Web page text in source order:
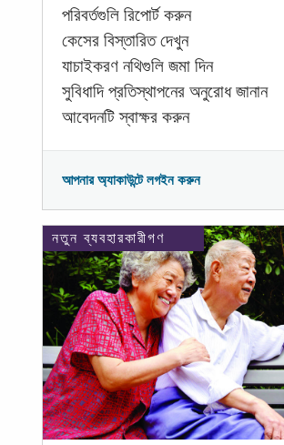
পরিবর্তগুলি রিপোর্ট করুন
কেসের বিস্তারিত দেখুন
যাচাইকরণ নথিগুলি জমা দিন
সুবিধাদি প্রতিস্থাপনের অনুরোধ জানান
আবেদনটি স্বাক্ষর করুন
আপনার অ্যাকাউন্টে লগইন করুন
নতুন ব্যবহারকারীগণ